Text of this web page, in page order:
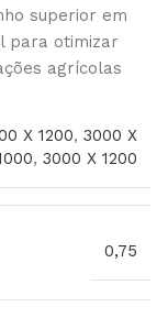
superior em
para otimizar
agrícolas
X 1200,3000 X
,3000 X 1200
0,75